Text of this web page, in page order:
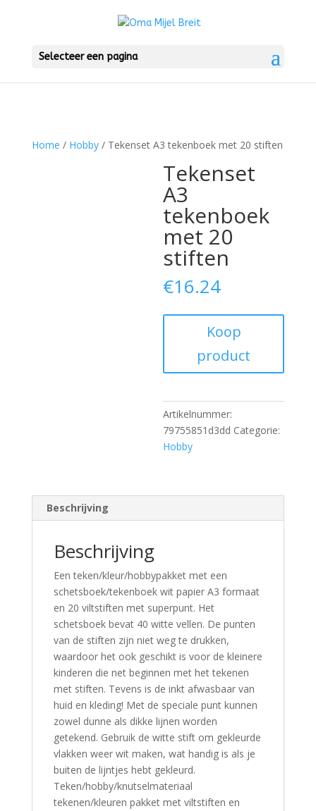
Selecteer een pagina
Home / Hobby/ Tekenset A3 tekenboek met 20 stiften
Tekenset
A3
tekenboek
met 20
stiften
€16.24
Koop
product
Artikelnummer:
79755851d3dd Categorie:
Hobby
Beschrijving
Beschrijving
Een teken/kleur/hobbypakket met een
schetsboek/tekenboek wit papier A3 formaat
en 20 viltstiften met superpunt. Het
schetsboek bevat 40 witte vellen. De punten
van de stiften zijn niet weg te drukken,
waardoor het ook geschikt is voor de kleinere
kinderen die net beginnen met het tekenen
met stiften. Tevens is de inkt afwasbaar van
huid en kleding! Met de speciale punt kunnen
zowel dunne als dikke lijnen worden
getekend. Gebruik de witte stift om gekleurde
vlakken weer wit maken, wat handig is als je
buiten de lijntjes hebt gekleurd.
Teken/hobby/knutselmateriaal
tekenen/kleuren pakket met viltstiften en